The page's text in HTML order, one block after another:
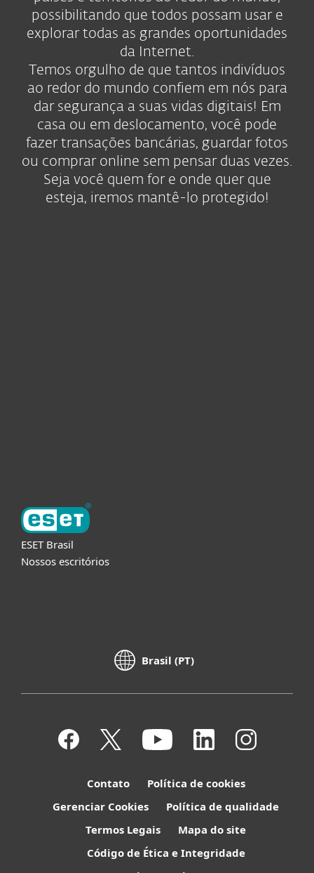
possibilitando que todos possam usar e
explorar todas as grandes oportunidades
da Internet.
Temos orgulho de que tantos indivíduos
ao redor do mundo confiem em nós para
dar segurança a suas vidas digitais! Em
casa ou em deslocamento, você pode
fazer transações bancárias, guardar fotos
ou comprar online sem pensar duas vezes.
Seja você quem for e onde quer que
esteja, iremos mantê-lo protegido!
ESET Brasil
Nossos escritórios
Brasil (PT)
Contato
Política de cookies
Gerenciar Cookies
Política de qualidade
Termos Legais
Mapa do site
Código de Ética e Integridade